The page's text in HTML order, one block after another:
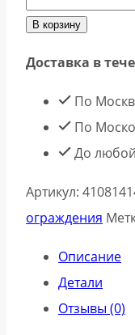
В корзину
Доставка в
По
По
До
Артикул:
ограждения
Описание
Детали
Отзывы (0)